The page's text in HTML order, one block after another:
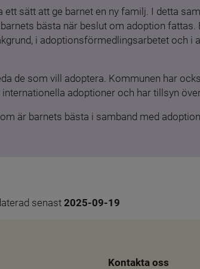
sätt att ge barnet en ny familj. I detta
bästa när beslut om adoption
i adoptionsförmedlingsarbetet och
de som vill adoptera. Kommunen har
adoptioner och har tillsyn
är barnets bästa i samband med
senast 2025-09-19
Kontakta oss